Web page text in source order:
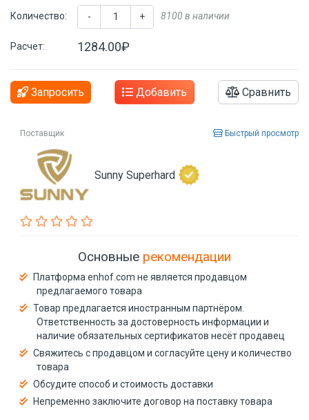
Количество: - + 8100 в наличии
Расчет: 1284.00₽
Запросить Добавить Сравнить
Поставщик Быстрый просмотр
Sunny Superhard
Основные рекомендации
Платформа enhof.com не является продавцом
предлагаемого товара
Товар предлагается иностранным партнёром.
Ответственность за достоверность информации и
наличие обязательных сертификатов несёт продавец
Свяжитесь с продавцом и согласуйте цену и количество
товара
Обсудите способ и стоимость доставки
Непременно заключите договор на поставку товара